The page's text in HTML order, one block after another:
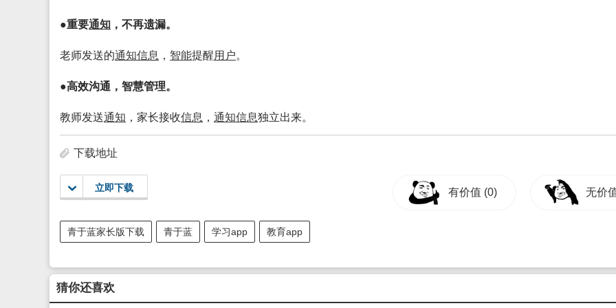
●重要通知 ，不再遗漏。
老师发送的通知信息 ， 智能提醒用户。
●高效沟通，智慧管理。
教师发送通知 ，家长接收信息 ， 通知信息独立出来。
下载地址
立即下载 有价值 (0) 无价
青于蓝家长版下载 青于蓝 学习app 教育app
猜你还喜欢